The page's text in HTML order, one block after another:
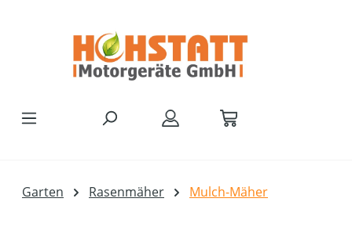
Garten Rasenmäher Mulch-Mäher